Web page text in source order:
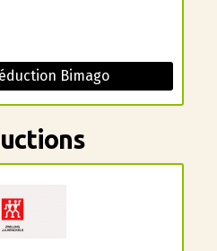
Bimago